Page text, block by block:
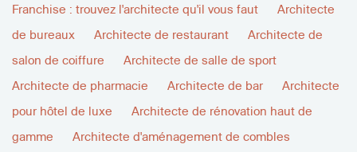
Franchise : trouvez l'architecte qu'il vous faut
Architecte
de bureaux
Architecte de restaurant
Architecte de
salon de coiffure
Architecte de salle de sport
Architecte de pharmacie
Architecte de bar
Architecte
pour hôtel de luxe
Architecte de rénovation haut de
gamme
Architecte d'aménagement de combles